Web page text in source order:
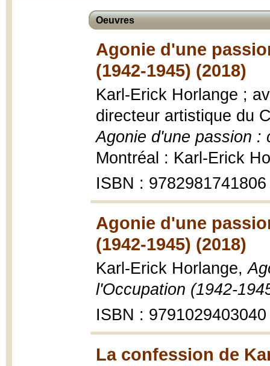
Oeuvres
Agonie d'une
(1942-1945) (2018)
Karl-Erick Horlange ;
directeur artistique du
Agonie d'une passion :
Montréal : Karl-Erick
ISBN : 9782981741806
Agonie d'une
(1942-1945) (2018)
Karl-Erick Horlange,
l'Occupation (1942-
ISBN : 9791029403040
La confession de